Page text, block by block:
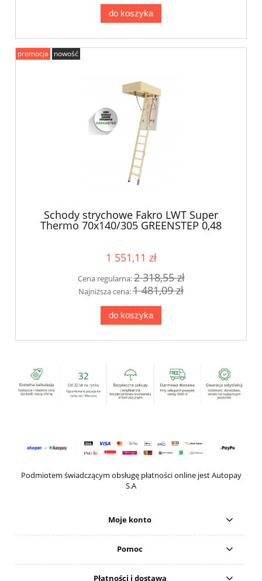
do koszyka
Schody strychowe Fakro LWT Super
Thermo 70x140/305 GREENSTEP 0,48
1 551,11 zł
Cena regularna:2 318,55 zł
Najniższa cena:1 481,09 zł
do koszyka
promocja nowość
Podmiotem świadczącym obsługę płatności online jest Autopay
S.A
Moje konto
Pomoc
Płatności i dostawa